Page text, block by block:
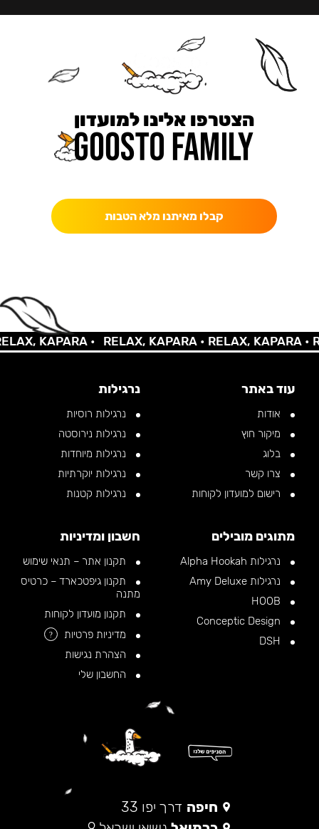
הצטרפו אלינו למועדון
קבלו מאיתנו מלא הטבות
KAPARA • RELAX, KAPARA •RELAX, KAPARA •
עוד באתר
אודות
מיקור חוץ
בלוג
צרו קשר
רישום למועדון לקוחות
נרגילות
נרגילות רוסיות
נרגילות נירוסטה
נרגילות מיוחדות
נרגילות יוקרתיות
נרגילות קטנות
מתוגים מובילים
נרגילות Alpha Hookah
נרגילות Amy Deluxe
חשבון ומדיניות
תקנון אתר – תנאי שימוש
תקנון גיפטכארד – כרטיס
מתנה
תקנון מועדון לקוחות
מדיניות פרטיות
?
הצהרת נגישות
החשבון שלי
חיפה דרך יפו 33